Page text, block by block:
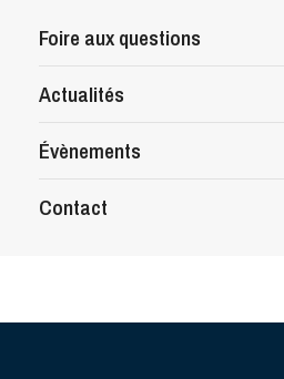
Foire aux questions
Actualités
Évènements
Contact